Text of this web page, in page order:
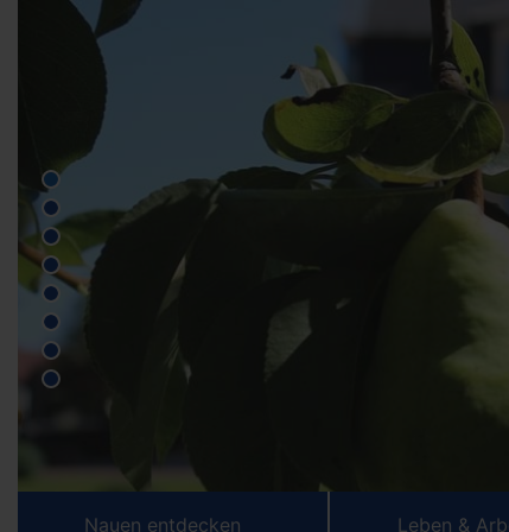
Nauen entdecken Leben &